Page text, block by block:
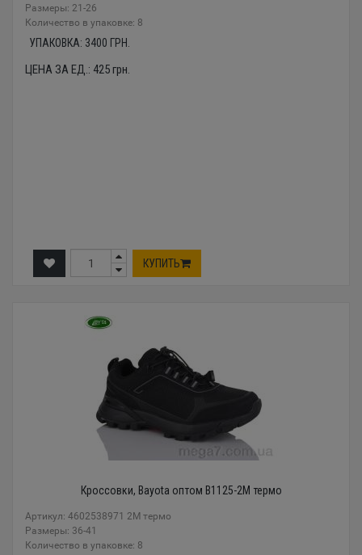
Размеры: 21-26
Количество в упаковке: 8
УПАКОВКА: 3400 ГРН.
ЦЕНА ЗА ЕД.: 425грн.
КУПИТЬ
Кроссовки, Bayota оптом B1125-2M термо
Артикул: 4602538971 2M термо
Размеры: 36-41
Количество в упаковке: 8